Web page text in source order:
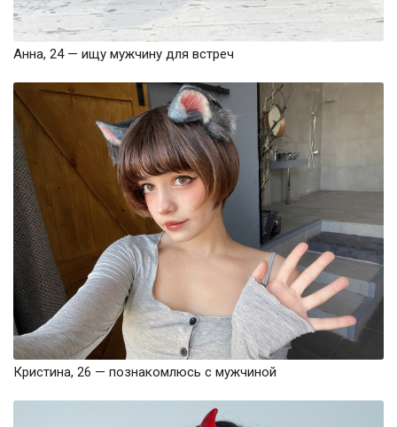
Анна, 24 — ищу мужчину для встреч
Кристина, 26 — познакомлюсь с мужчиной